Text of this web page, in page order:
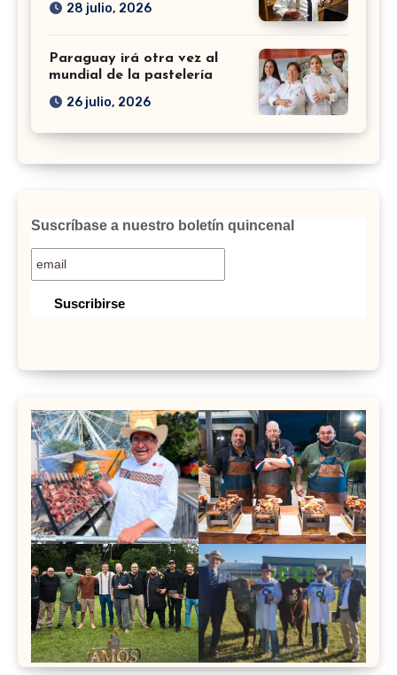
28 julio, 2026
Paraguay irá otra vez al
mundial de la pastelería
26 julio, 2026
Suscríbase a nuestro boletín quincenal